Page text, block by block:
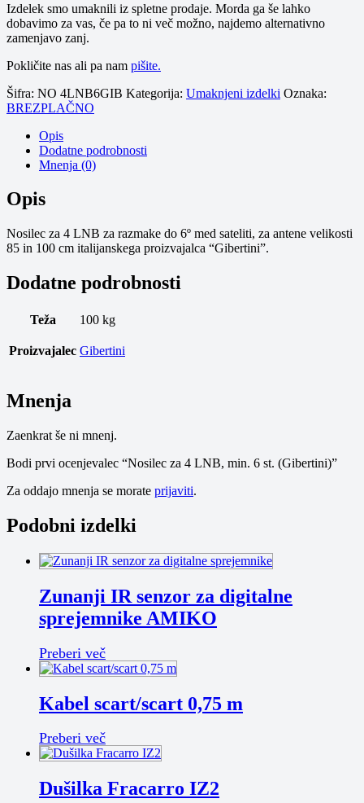
Izdelek smo umaknili iz spletne prodaje. Morda ga še lahko
dobavimo za vas, če pa to ni več možno, najdemo alternativno
zamenjavo zanj.
Pokličite nas ali pa nam pišite.
Šifra: NO 4LNB6GIB Kategorija: Umaknjeni izdelki Oznaka:
BREZPLAČNO
Opis
Dodatne podrobnosti
Mnenja (0)
Opis
Nosilec za 4 LNB za razmake do 6º med sateliti, za antene velikosti
85 in 100 cm italijanskega proizvajalca “Gibertini”.
Dodatne podrobnosti
Teža 100 kg
Proizvajalec Gibertini
Mnenja
Zaenkrat še ni mnenj.
Bodi prvi ocenjevalec “Nosilec za 4 LNB, min. 6 st. (Gibertini)”
Za oddajo mnenja se morate prijaviti.
Podobni izdelki
Zunanji IR senzor za digitalne
sprejemnike AMIKO
Preberi več
Kabel scart/scart 0,75 m
Preberi več
Dušilka Fracarro IZ2